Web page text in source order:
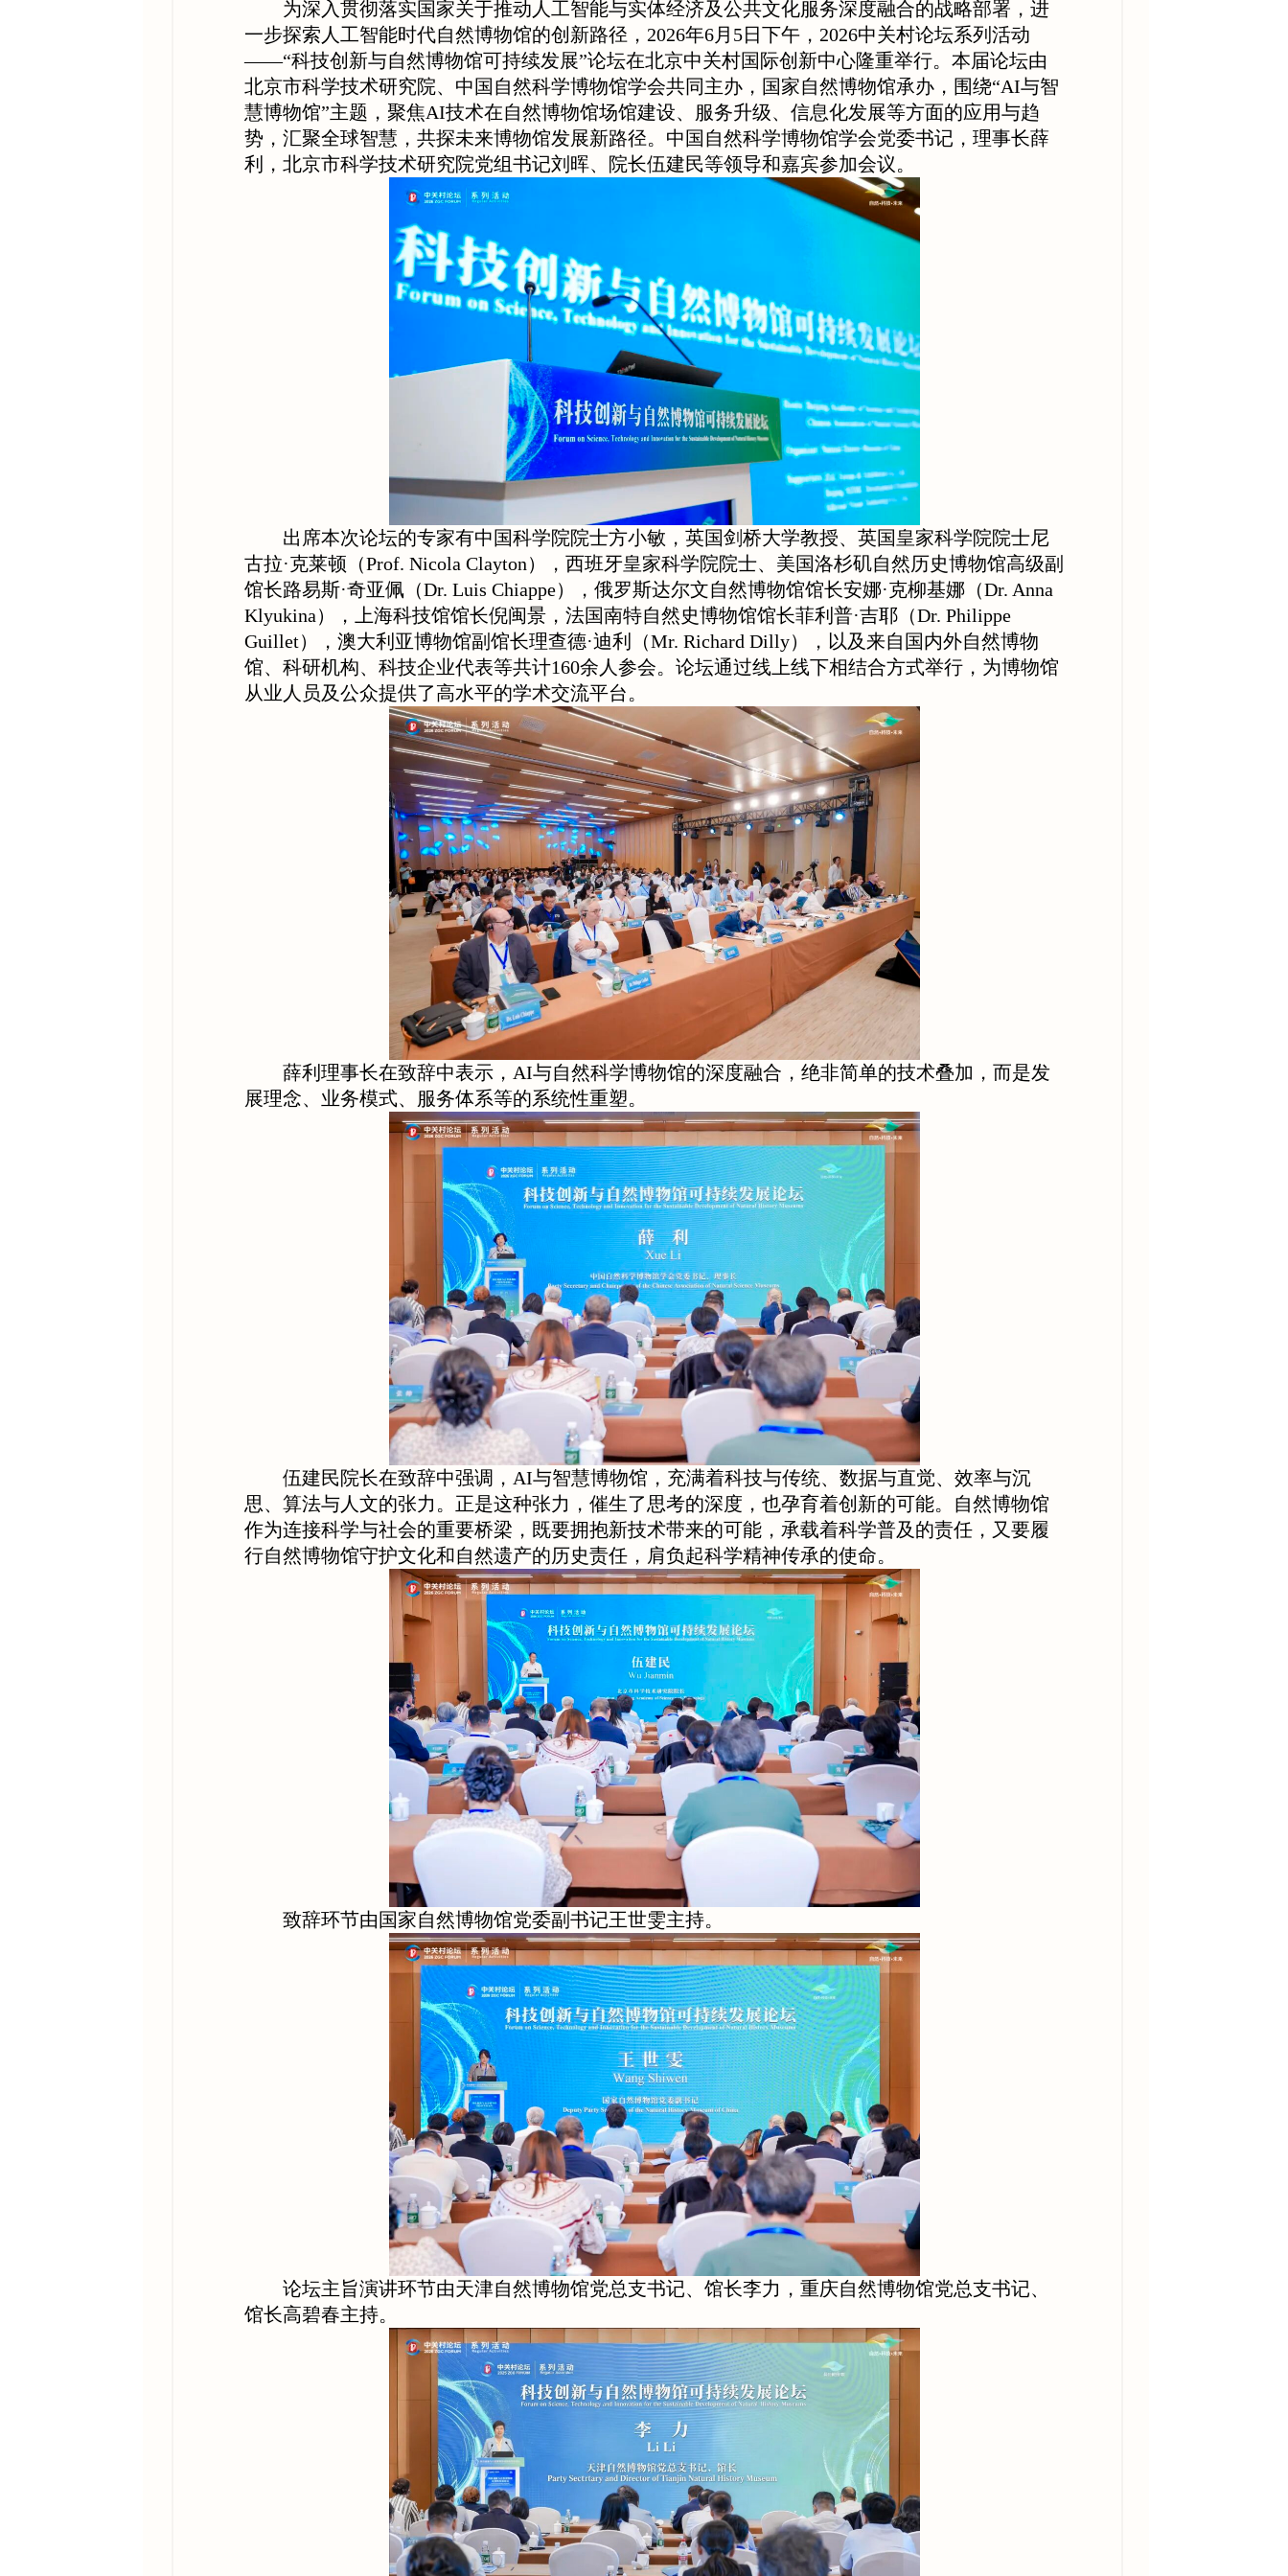
为深入贯彻落实国家关于推动人工智能与实体经济及公共文化服务深度融合的战略部署，进
一步探索人工智能时代自然博物馆的创新路径，2026年6月5日下午，2026中关村论坛系列活动
——“科技创新与自然博物馆可持续发展”论坛在北京中关村国际创新中心隆重举行。本届论坛由
北京市科学技术研究院、中国自然科学博物馆学会共同主办，国家自然博物馆承办，围绕“AI与智
慧博物馆”主题，聚焦AI技术在自然博物馆场馆建设、服务升级、信息化发展等方面的应用与趋
势，汇聚全球智慧，共探未来博物馆发展新路径。中国自然科学博物馆学会党委书记，理事长薛
利，北京市科学技术研究院党组书记刘晖、院长伍建民等领导和嘉宾参加会议。
出席本次论坛的专家有中国科学院院士方小敏，英国剑桥大学教授、英国皇家科学院院士尼
古拉·克莱顿（Prof. Nicola Clayton），西班牙皇家科学院院士、美国洛杉矶自然历史博物馆高级副
馆长路易斯·奇亚佩（Dr. Luis Chiappe），俄罗斯达尔文自然博物馆馆长安娜·克柳基娜（Dr. Anna
Klyukina），上海科技馆馆长倪闽景，法国南特自然史博物馆馆长菲利普·吉耶（Dr. Philippe
Guillet），澳大利亚博物馆副馆长理查德·迪利（Mr. Richard Dilly），以及来自国内外自然博物
馆、科研机构、科技企业代表等共计160余人参会。论坛通过线上线下相结合方式举行，为博物馆
从业人员及公众提供了高水平的学术交流平台。
薛利理事长在致辞中表示，AI与自然科学博物馆的深度融合，绝非简单的技术叠加，而是发
展理念、业务模式、服务体系等的系统性重塑。
伍建民院长在致辞中强调，AI与智慧博物馆，充满着科技与传统、数据与直觉、效率与沉
思、算法与人文的张力。正是这种张力，催生了思考的深度，也孕育着创新的可能。自然博物馆
作为连接科学与社会的重要桥梁，既要拥抱新技术带来的可能，承载着科学普及的责任，又要履
行自然博物馆守护文化和自然遗产的历史责任，肩负起科学精神传承的使命。
致辞环节由国家自然博物馆党委副书记王世雯主持。
论坛主旨演讲环节由天津自然博物馆党总支书记、馆长李力，重庆自然博物馆党总支书记、
馆长高碧春主持。